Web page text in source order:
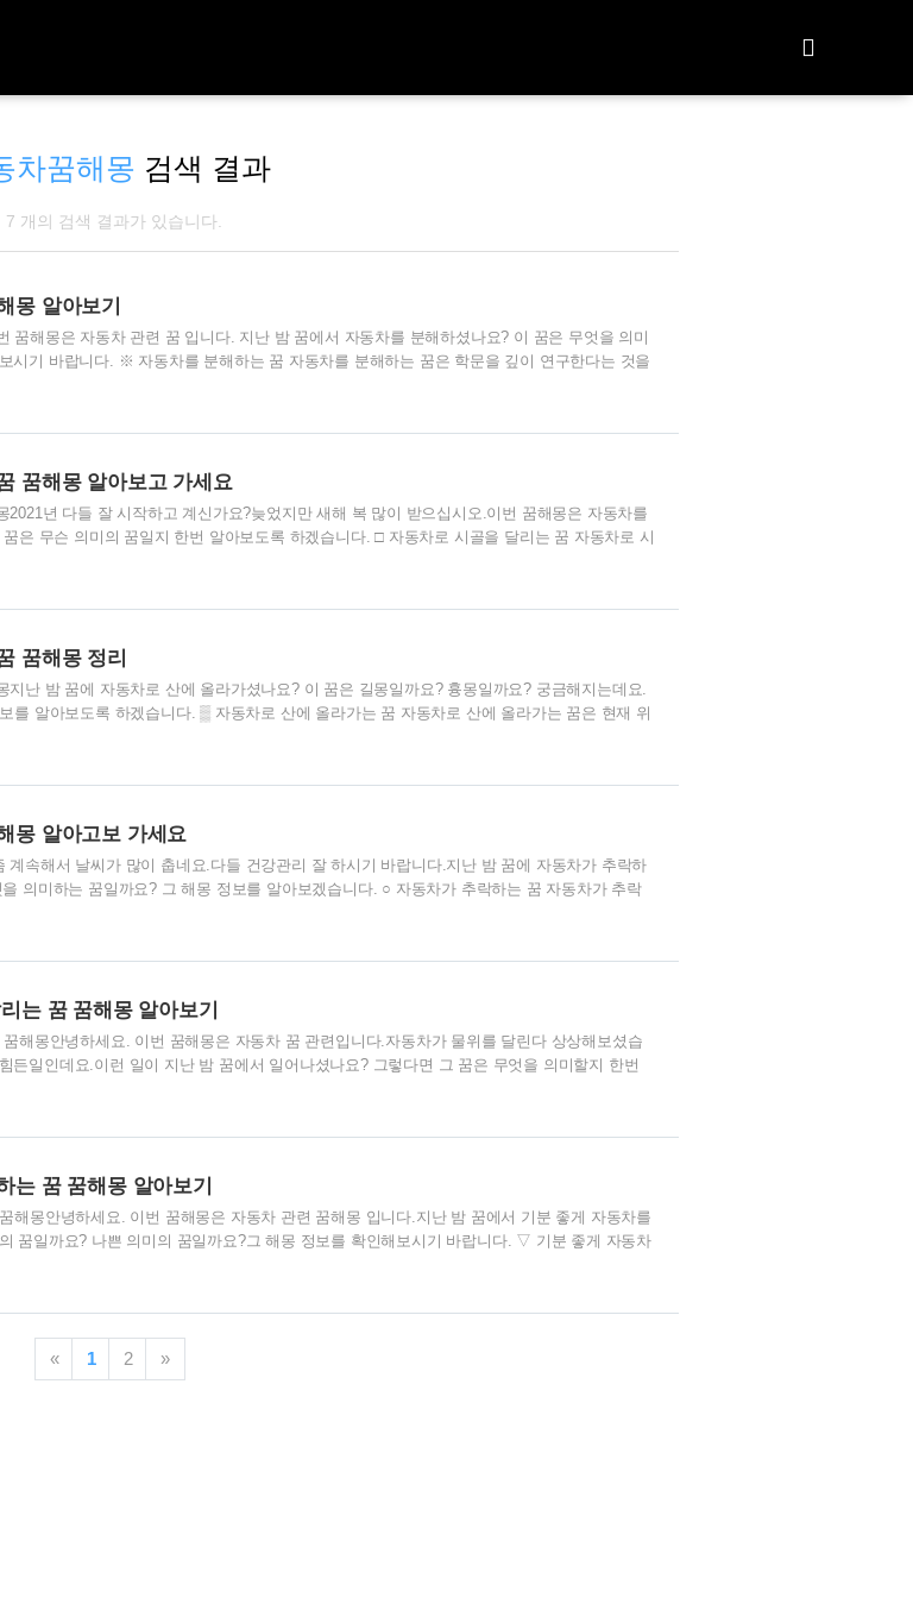
차꿈해몽 검색 결과
7 개의 검색 결과가 있습니다.
몽 알아보기
꿈해몽은 자동차 관련 꿈 입니다. 지난 밤 꿈에서 자동차를 분해하셨나요? 이 꿈은 무엇을 의미
시기 바랍니다. ※ 자동차를 분해하는 꿈 자동차를 분해하는 꿈은 학문을 깊이 연구한다는 것을
이 관심을 갖고 있는 분야에 열정적으로 탐구하고 방대한 지식을 쌓는 것을 의미하거나 어떤 일
기 바랍니다. 그러면 기대한 것 이상의 성과를 얻으실 것 입니다. 이번 포스팅은 여기까지 입니
연구한다는 의미일줄은 몰랐습니다. 또 다른 꿈 해..
꿈해몽 알아보고 가세요
2021년 다들 잘 시작하고 계신가요?늦었지만 새해 복 많이 받으십시오.이번 꿈해몽은 자동차를
은 무슨 의미의 꿈일지 한번 알아보도록 하겠습니다. □ 자동차로 시골을 달리는 꿈 자동차로 시
사람들에게 인정 받는 것을 의미하는 길몽입니다.이 꿈은 숨겨져 있던 본인의 재능을 십분 발휘
을 꾸셨다면 타인을 위해 봉사하는 희생정신을 갖고 자신의 분야에서도 최선을 다해 좋은 결과
여기까지입니다. 행복하세요. 자동차로 산에 ..
꿈해몽 정리
지난 밤 꿈에 자동차로 산에 올라가셨나요? 이 꿈은 길몽일까요? 흉몽일까요? 궁금해지는데요.
를 알아보도록 하겠습니다. ▒ 자동차로 산에 올라가는 꿈 자동차로 산에 올라가는 꿈은 현재 위
는 것을 의미하는 길몽입니다.이 꿈은 자신의 실력을 최대한 발휘해 만족스러운 성과를 얻게되
이 따르는 꿈이라 생각하시면 됩니다. 이 꿈을 꾸셨다면 좋은 결과가 있을 것이니 기대해보셔도
달리는 꿈 꿈해몽 확인하기자동차가 추락하는 꿈 꿈해몽..
몽 알아고보 가세요
계속해서 날씨가 많이 춥네요.다들 건강관리 잘 하시기 바랍니다.지난 밤 꿈에 자동차가 추락하
의미하는 꿈일까요? 그 해몽 정보를 알아보겠습니다. ○ 자동차가 추락하는 꿈 자동차가 추락
생하거나 실패한다는 것을 나타내는 흉몽입니다.그러니 주의가 필요한 꿈이기도 합니다.꿈속에
순간의 실수로 인해 그동안의 노력이 물거품이 되는 것을 나타냅니다.또한 해낼수 있다고 생각
정하게 되는 것을 암시합니다. 만약 이 꿈을 꾸셨다면 대비가 필..
는 꿈 꿈해몽 알아보기
해몽안녕하세요. 이번 꿈해몽은 자동차 꿈 관련입니다.자동차가 물위를 달린다 상상해보셨습
든일인데요.이런 일이 지난 밤 꿈에서 일어나셨나요? 그렇다면 그 꿈은 무엇을 의미할지 한번
타고 달리는 꿈 물위를 자동차를 타고 달리는 꿈은 진행하는 일이 순조롭게 일사천리로 이루
하루종일 기분이 좋고 그에 따라 능률도 오르는 꿈이랍니다.무언가를 시작하기에 적기이니 그
해보시기 바랍니다.그러면 좋은 결과가 있을 것 입니다. 이번 꿈해..
는 꿈 꿈해몽 알아보기
해몽안녕하세요. 이번 꿈해몽은 자동차 관련 꿈해몽 입니다.지난 밤 꿈에서 기분 좋게 자동차를
꿈일까요? 나쁜 의미의 꿈일까요?그 해몽 정보를 확인해보시기 바랍니다. ▽ 기분 좋게 자동차
동차를 운전하는 꿈을 꾸셨나요? 이 꿈은 어떤 기업체의 경영권을 갖게 됨을 의미하며 다른 한
일도 순탄하게 진행이 되어 평안한 나날을 보내게 되는 것을 뜻합니다.가화만사성 이라는 말이
도 알아서 잘 풀리는 법 입니다.이 꿈을 꾸셨다면..
« 1 2 »